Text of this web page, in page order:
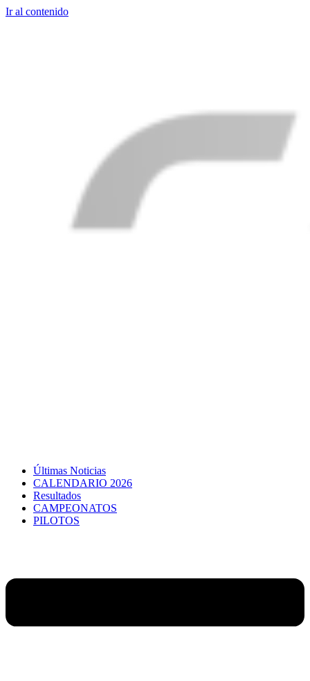
Ir al contenido
Últimas Noticias
CALENDARIO 2026
Resultados
CAMPEONATOS
PILOTOS